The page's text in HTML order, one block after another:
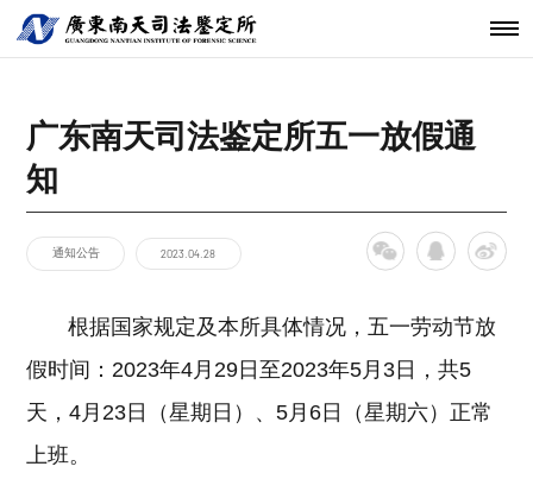
关于南天
发展历程
核心团队
科技研发
分支机构
鉴定服务
鉴定指南
法规标准
经典案例
物证类鉴定
声像资料类
新闻资讯
通知公告
行业动态
工程中心
开放课题
联系我们
广东南天司法鉴定所五一放假通
知
通知公告 2023.04.28
根据国家规定及本所具体情况，五一劳动节放
假时间：2023年4月29日至2023年5月3日，共5
天，4月23日（星期日）、5月6日（星期六）正常
上班。